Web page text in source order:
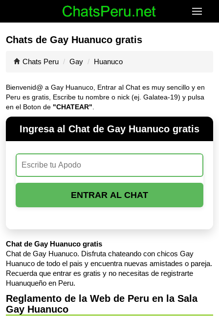
Chats de Gay Huanuco gratis
Chats Peru Gay Huanuco
Bienvenid@ a Gay Huanuco, Entrar al Chat es muy sencillo y en
Peru es gratis, Escribe tu nombre o nick (ej. Galatea-19) y pulsa
en el Boton de "CHATEAR"
Ingresa al Chat de Gay Huanuco gratis
ENTRAR AL CHAT
Chat de Gay Huanuco gratis
Chat de Gay Huanuco. Disfruta chateando con chicos Gay
Huanuco de todo el pais y encuentra nuevas amistades o pareja.
Recuerda que entrar es gratis y no necesitas de registrarte
Huanuqueño en Peru.
Reglamento de la Web de Peru en la Sala
Gay Huanuco